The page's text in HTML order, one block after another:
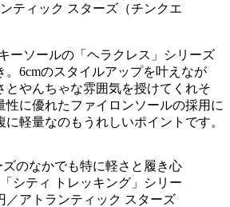
ティック スターズ（チンクエ
ーソールの「ヘラクレス」シリーズ
。6cmのスタイルアップを叶えなが
とやんちゃな雰囲気を授けてくれそ
性に優れたファイロンソールの採用に
軽量なのもうれしいポイントです。
のなかでも特に軽さと履き心
シティ トレッキング」シリー
／アトランティック スターズ